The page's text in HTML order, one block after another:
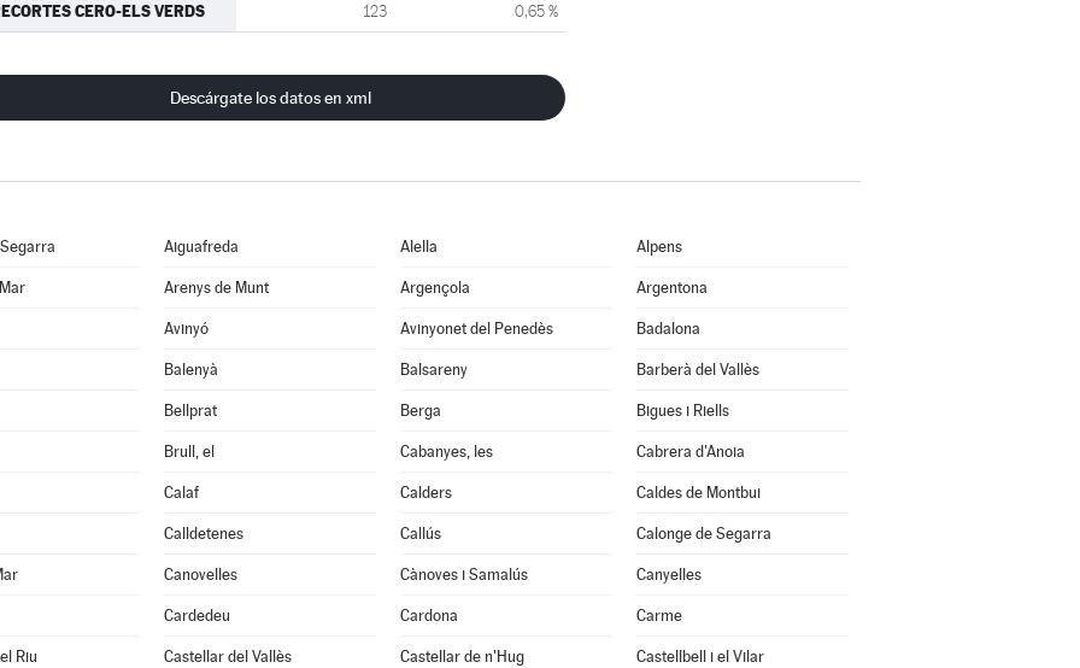
CERO-ELS VERDS 123 0,65 %
Descárgate los datos en xml
Aiguafreda Alella Alpens
Arenys de Munt Argençola Argentona
Avinyó Avinyonet del Penedès Badalona
Balenyà Balsareny Barberà del Vallès
Bellprat Berga Bigues i Riells
Brull, el Cabanyes, les Cabrera d'Anoia
Calaf Calders Caldes de Montbui
Calldetenes Callús Calonge de Segarra
Canovelles Cànoves i Samalús Canyelles
Cardedeu Cardona Carme
Riu Castellar del Vallès Castellar de n'Hug Castellbell i el Vilar